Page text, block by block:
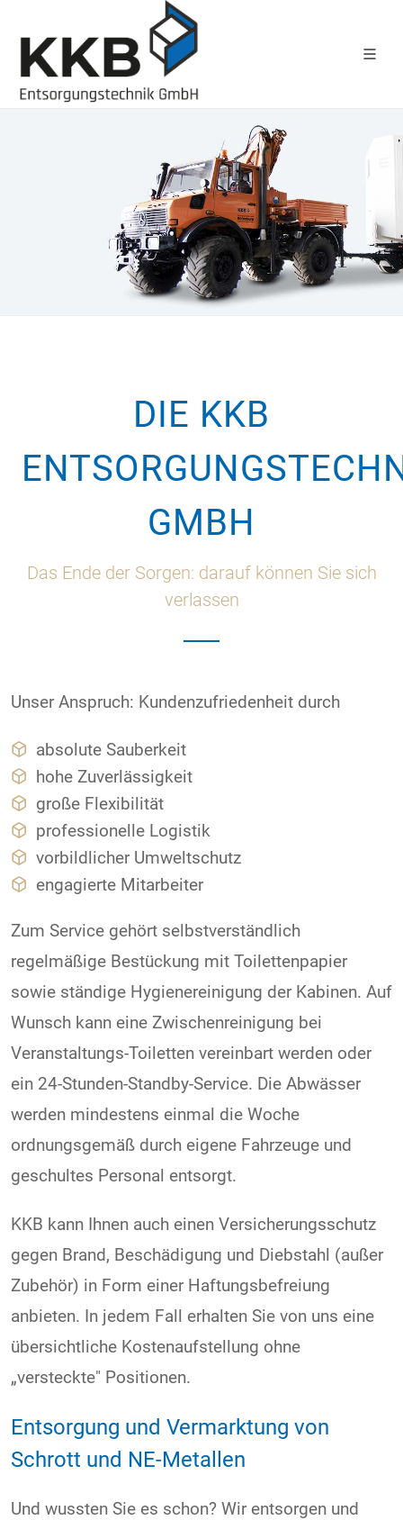
DIE KKB
GMBH
Das Ende der Sorgen: darauf können Sie sich
verlassen
Unser Anspruch: Kundenzufriedenheit durch
absolute Sauberkeit
hohe Zuverlässigkeit
große Flexibilität
professionelle Logistik
vorbildlicher Umweltschutz
engagierte Mitarbeiter
Zum Service gehört selbstverständlich
regelmäßige Bestückung mit Toilettenpapier
sowie ständige Hygienereinigung der Kabinen. Auf
Wunsch kann eine Zwischenreinigung bei
Veranstaltungs-Toiletten vereinbart werden oder
ein 24-Stunden-Standby-Service. Die Abwässer
werden mindestens einmal die Woche
ordnungsgemäß durch eigene Fahrzeuge und
geschultes Personal entsorgt.
KKB kann Ihnen auch einen Versicherungsschutz
gegen Brand, Beschädigung und Diebstahl (außer
Zubehör) in Form einer Haftungsbefreiung
anbieten. In jedem Fall erhalten Sie von uns eine
übersichtliche Kostenaufstellung ohne
„versteckte" Positionen.
Entsorgung und Vermarktung von
Schrott und NE-Metallen
Und wussten Sie es schon? Wir entsorgen und